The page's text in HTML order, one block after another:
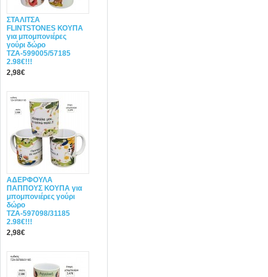
ΣΤΑΛΙΤΣΑ
FLINTSTONES ΚΟΥΠΑ
για μπομπονιέρες
γούρι δώρο
ΤΖΑ-599005/57185
2.98€!!!
2,98€
ΑΔΕΡΦΟΥΛΑ
ΠΑΠΠΟΥΣ ΚΟΥΠΑ για
μπομπονιέρες γούρι
δώρο
ΤΖΑ-597098/31185
2.98€!!!
2,98€